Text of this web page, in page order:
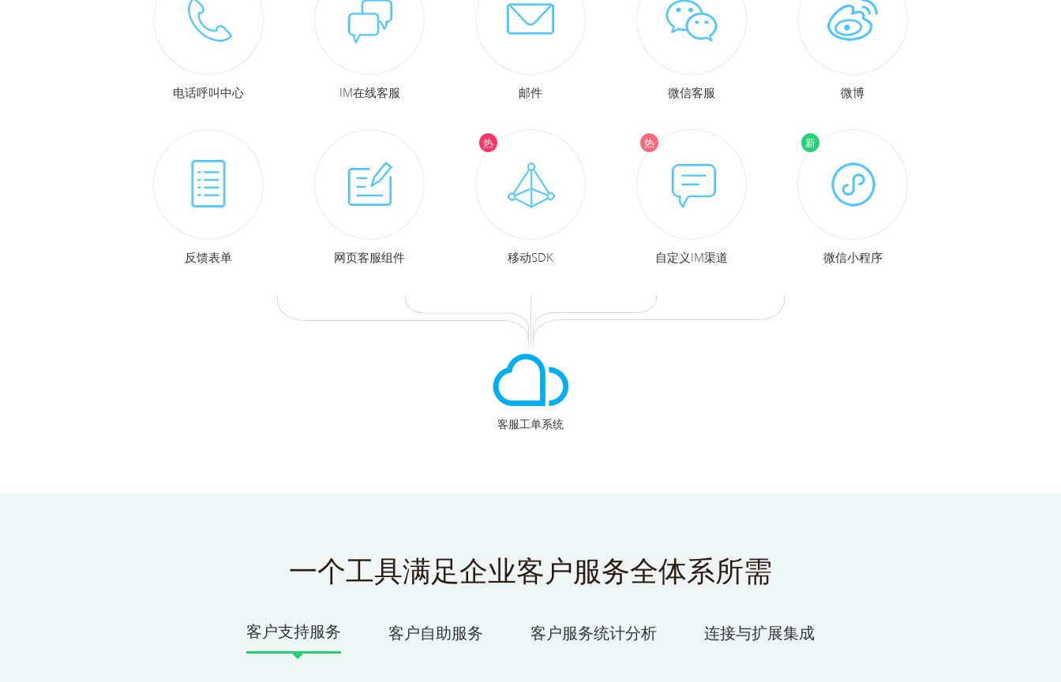
电话呼叫中心 IM在线客服 邮件 微信客服 微博
反馈表单 网页客服组件 移动SDK 自定义IM渠道 微信小程序
客服工单系统
一个工具满足企业客户服务全体系所需
客户支持服务 客户自助服务 客户服务统计分析 连接与扩展集成